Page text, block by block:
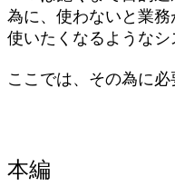
為に、使わないと業
使いたくなるようなシ
ここでは、その為に
本編